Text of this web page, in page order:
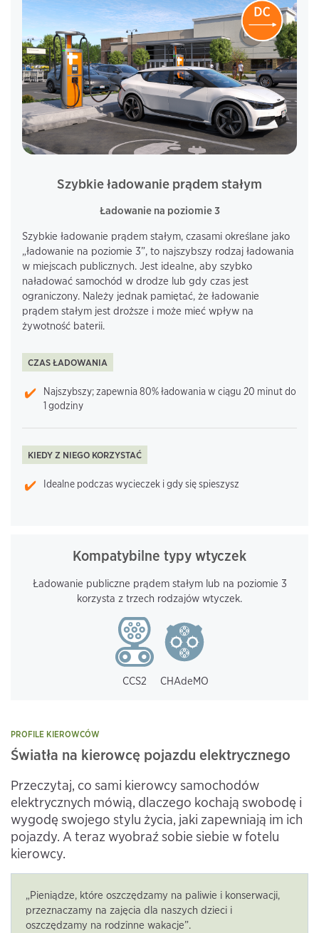
Szybkie ładowanie prądem stałym
Ładowanie na poziomie 3
Szybkie ładowanie prądem stałym, czasami określane jako
„ładowanie na poziomie 3”, to najszybszy rodzaj ładowania
w miejscach publicznych. Jest idealne, aby szybko
naładować samochód w drodze lub gdy czas jest
ograniczony. Należy jednak pamiętać, że ładowanie
prądem stałym jest droższe i może mieć wpływ na
żywotność baterii.
CZAS ŁADOWANIA
Najszybszy; zapewnia 80% ładowania w ciągu 20 minut do
1 godziny
KIEDY Z NIEGO KORZYSTAĆ
Idealne podczas wycieczek i gdy się spieszysz
Kompatybilne typy wtyczek
Ładowanie publiczne prądem stałym lub na poziomie 3
korzysta z trzech rodzajów wtyczek.
CCS2 CHAdeMO
PROFILE KIEROWCÓW
Światła na kierowcę pojazdu elektrycznego
Przeczytaj, co sami kierowcy samochodów
elektrycznych mówią, dlaczego kochają swobodę i
wygodę swojego stylu życia, jaki zapewniają im ich
pojazdy. A teraz wyobraź sobie siebie w fotelu
kierowcy.
„Pieniądze, które oszczędzamy na paliwie i konserwacji,
przeznaczamy na zajęcia dla naszych dzieci i
oszczędzamy na rodzinne wakacje”.